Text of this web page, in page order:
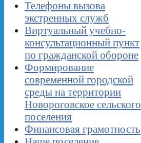
Телефоны вызова
экстренных служб
Виртуальный учебно-
консультационный пункт
по гражданской обороне
Формирование
современной городской
среды на территории
Новороговское сельского
поселения
Финансовая грамотность